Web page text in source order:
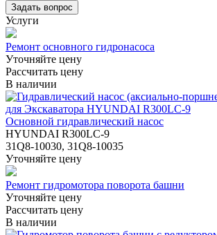
Услуги
Ремонт основного гидронасоса
Уточняйте цену
Рассчитать цену
В наличии
Основной гидравлический насос
HYUNDAI R300LC-9
31Q8-10030, 31Q8-10035
Уточняйте цену
Ремонт гидромотора поворота башни
Уточняйте цену
Рассчитать цену
В наличии